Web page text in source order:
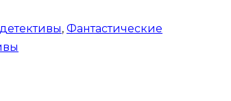
, Фантастические